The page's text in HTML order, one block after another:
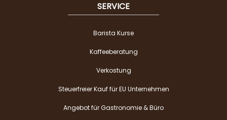
SERVICE
Barista Kurse
Kaffeeberatung
Verkostung
Steuerfreier Kauf für EU Unternehmen
Angebot für Gastronomie & Büro